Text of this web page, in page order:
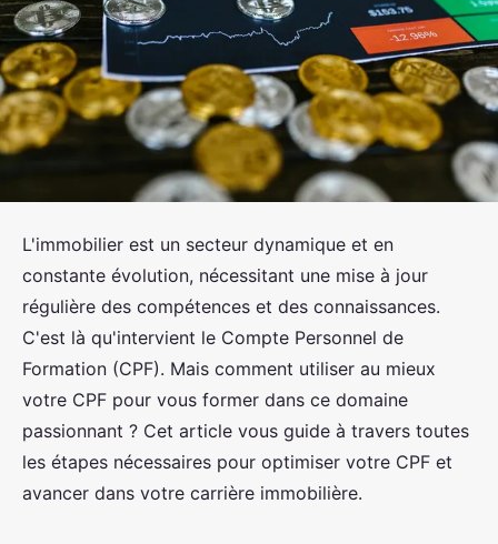
L'immobilier est un secteur dynamique et en
constante évolution, nécessitant une mise à jour
régulière des compétences et des connaissances.
C'est là qu'intervient le Compte Personnel de
Formation (CPF). Mais comment utiliser au mieux
votre CPF pour vous former dans ce domaine
passionnant ? Cet article vous guide à travers toutes
les étapes nécessaires pour optimiser votre CPF et
avancer dans votre carrière immobilière.